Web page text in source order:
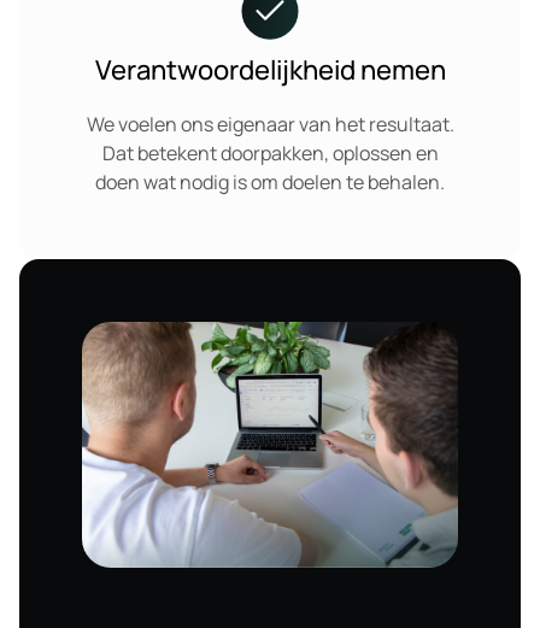
Verantwoordelijkheid nemen
We voelen ons eigenaar van het resultaat.
Dat betekent doorpakken, oplossen en
doen wat nodig is om doelen te behalen.